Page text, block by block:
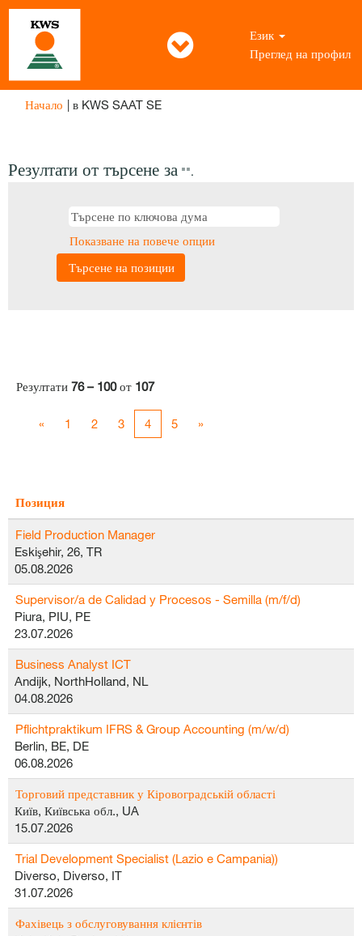
Език
Преглед на профил
Начало | в KWS SAAT SE(настояща
Резултати от търсене за "".
Показване на повече опции
Резултати 76 – 100от 107
« 1 2 3 4 5 »
Позиция
Field Production Manager
Eskişehir, 26, TR
05.08.2026
Supervisor/a de Calidad y Procesos - Semilla (m/f/d)
Piura, PIU, PE
23.07.2026
Business Analyst ICT
Andijk, NorthHolland, NL
04.08.2026
Pflichtpraktikum IFRS & Group Accounting (m/w/d)
Berlin, BE, DE
06.08.2026
Торговий представник у Кіровоградській області
Київ, Київська обл., UA
15.07.2026
Trial Development Specialist (Lazio e Campania))
Diverso, Diverso, IT
31.07.2026
Фахівець з обслуговування клієнтів